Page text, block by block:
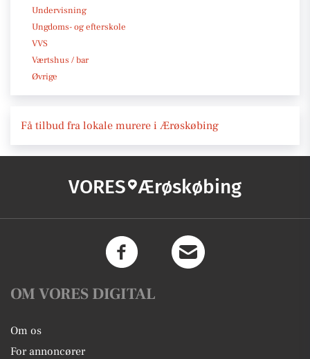
Undervisning
Ungdoms- og efterskole
VVS
Værtshus / bar
Øvrige
Få tilbud fra lokale murere i Ærøskøbing
VORES Ærøskøbing
OM VORES DIGITAL
Om os
For annoncører